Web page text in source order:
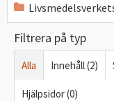
Filtrera på typ
Alla Innehåll (2)
Hjälpsidor (0)